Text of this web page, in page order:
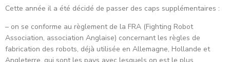
Cette année il a été décidé de passer des caps supplémentaires :
– on se conforme au règlement de la FRA (Fighting Robot
Association, association Anglaise) concernant les règles de
fabrication des robots, déjà utilisée en Allemagne, Hollande et